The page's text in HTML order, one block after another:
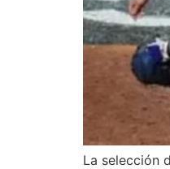
La selección